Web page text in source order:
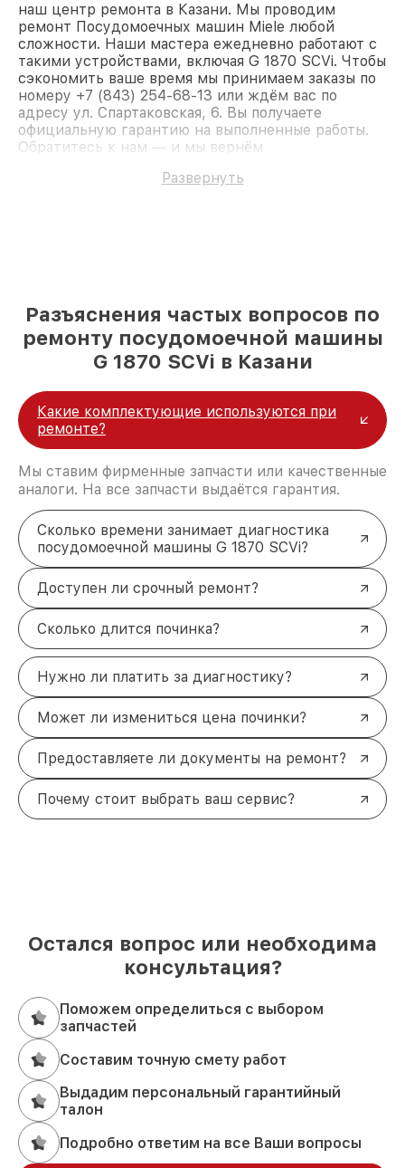
наш центр ремонта в Казани. Мы проводим
ремонт Посудомоечных машин Miele любой
сложности. Наши мастера ежедневно работают с
такими устройствами, включая G 1870 SCVi. Чтобы
сэкономить ваше время мы принимаем заказы по
номеру +7 (843) 254-68-13 или ждём вас по
адресу ул. Спартаковская, 6. Вы получаете
официальную гарантию на выполненные работы.
Обратитесь к нам — и мы вернём
Развернуть
Разъяснения частых вопросов по
ремонту посудомоечной машины
G 1870 SCVi в Казани
Какие комплектующие используются при
ремонте?
Мы ставим фирменные запчасти или качественные
аналоги. На все запчасти выдаётся гарантия.
Сколько времени занимает диагностика
посудомоечной машины G 1870 SCVi?
Доступен ли срочный ремонт?
Сколько длится починка?
Нужно ли платить за диагностику?
Может ли измениться цена починки?
Предоставляете ли документы на ремонт?
Почему стоит выбрать ваш сервис?
Остался вопрос или необходима
консультация?
Поможем определиться с выбором
запчастей
Составим точную смету работ
Выдадим персональный гарантийный
талон
Подробно ответим на все Ваши вопросы